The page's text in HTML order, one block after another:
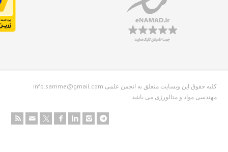
info.samme@gmail.com کلیه حقوق این وبسایت متعلق به انجمن علمی
مواد و متالورژی می باشد